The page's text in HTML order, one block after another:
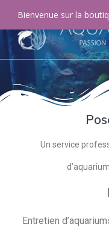
Un service
Entretien
Bienvenue sur la